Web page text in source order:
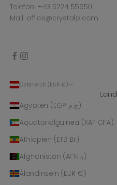
Telefon: +43 5224 55550
Mail: office@crystalp.com
Österreich (EUR €)
Land
Ägypten (EGP ج.م)
Äquatorialguinea (XAF CFA)
Äthiopien (ETB Br)
Afghanistan (AFN ؋)
Ålandinseln (EUR €)